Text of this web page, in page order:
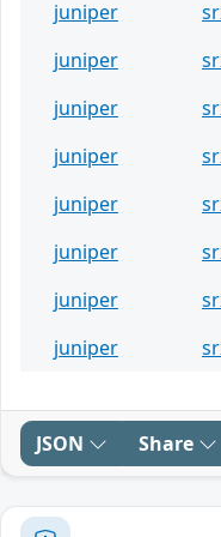
juniper
juniper
juniper
juniper
juniper
juniper
juniper
juniper
JSON Share